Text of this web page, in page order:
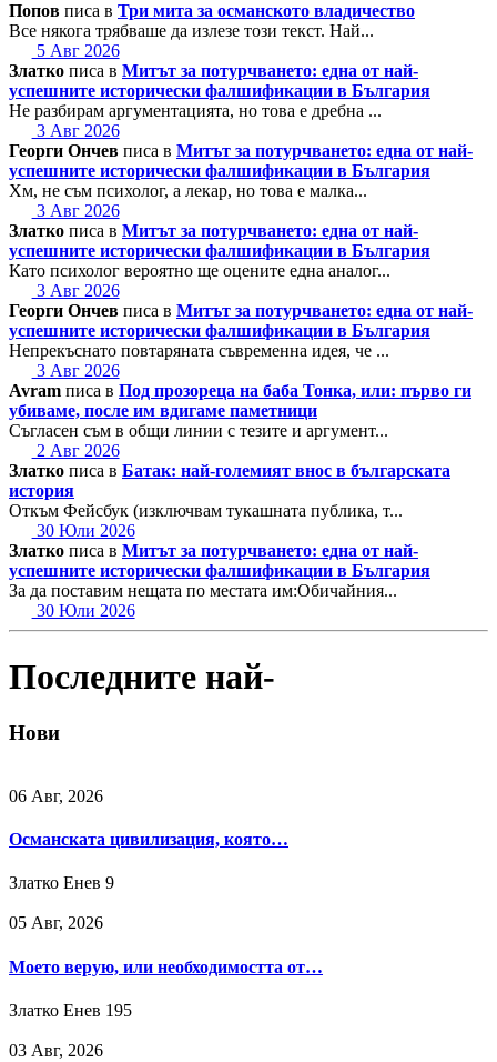
Попов писа в Три мита за османското владичество
Все някога трябваше да излезе този текст. Най...
5 Авг 2026
Златко писа в Митът за потурчването: една от най-
успешните исторически фалшификации в България
Не разбирам аргументацията, но това е дребна ...
3 Авг 2026
Георги Ончев писа в Митът за потурчването: една от най-
успешните исторически фалшификации в България
Хм, не съм психолог, а лекар, но това е малка...
3 Авг 2026
Златко писа в Митът за потурчването: една от най-
успешните исторически фалшификации в България
Като психолог вероятно ще оцените една аналог...
3 Авг 2026
Георги Ончев писа в Митът за потурчването: една от най-
успешните исторически фалшификации в България
Непрекъснато повтаряната съвременна идея, че ...
3 Авг 2026
Avram писа в Под прозореца на баба Тонка, или: първо ги
убиваме, после им вдигаме паметници
Съгласен съм в общи линии с тезите и аргумент...
2 Авг 2026
Златко писа в Батак: най-големият внос в българската
история
Откъм Фейсбук (изключвам тукашната публика, т...
30 Юли 2026
Златко писа в Митът за потурчването: една от най-
успешните исторически фалшификации в България
За да поставим нещата по местата им:Обичайния...
30 Юли 2026
Последните най-
Нови
06 Авг, 2026
Османската цивилизация, която…
Златко Енев 9
05 Авг, 2026
Моето верую, или необходимостта от…
Златко Енев 195
03 Авг, 2026